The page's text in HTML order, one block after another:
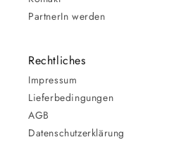
PartnerIn werden
Rechtliches
Impressum
Lieferbedingungen
AGB
Datenschutzerklärung